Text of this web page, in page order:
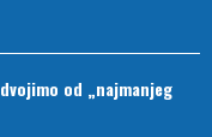
od „najmanjeg